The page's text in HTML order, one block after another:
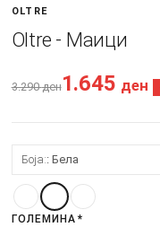
OLTRE
Oltre - Маици
3.290ден1.645 ден
Боја: Бела
ГОЛЕМИНА *